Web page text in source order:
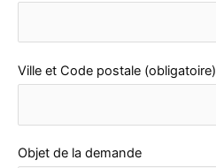
e
B
e
Ville et Code postale (obligatoire)
Objet de la demande